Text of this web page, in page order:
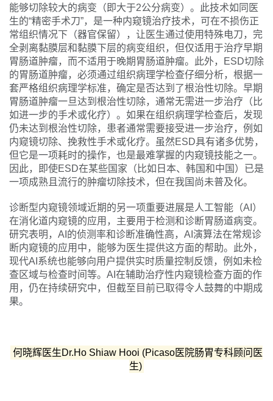
能够切除较大的病变（即大于2公分病变）。此技术如同医
生的“精密手术刀”，是一种内窥镜治疗技术，可在不损伤正
常组织情况下（器官保留），让医生通过使用特殊电刀，完
全剥离黏膜层和黏膜下层的病变组织，但仅适用于治疗早期
胃肠道肿瘤，而不适用于晚期胃肠道肿瘤。此外，ESD切除
的胃肠道肿瘤，必须通过组织病理学检查仔细分析，根据一
套严格组织病理学标准，确定是否达到了根治性切除。早期
胃肠道肿瘤一旦达到根治性切除，通常无需进一步治疗（比
如进一步的手术或化疗）。如果在组织病理学检查后，发现
仍未达到根治性切除，患者通常需要接受进一步治疗，例如
内窥镜切除、挽救性手术或化疗。虽然ESD具有诸多优势，
但它是一项耗时的操作，也是最难掌握的内窥镜技能之一。
因此，即使ESD在某些国家（比如日本、韩国和中国）已是
一项成熟且流行的肿瘤切除技术，但在我国尚未普及化。
诊断型内窥镜领域近期的另一项重要进展是人工智能（AI）
在消化道内窥镜的应用，主要用于检测和诊断胃肠道病变。
研究表明，AI的侦测率和诊断准确性高，AI演算法在常规诊
断内窥镜的应用中，能够为医生提供这方面的帮助。此外，
现代AI系统也能够向用户提供实时质量控制反馈，例如未检
查区域与检查时间等。AI在辅助治疗性内窥镜检查方面的作
用，仍在持续研究中，但截至目前已取得令人鼓舞的中期成
果。
何晓辉医生Dr.Ho Shiaw Hooi (Picaso医院肠胃专科顾问医
生)